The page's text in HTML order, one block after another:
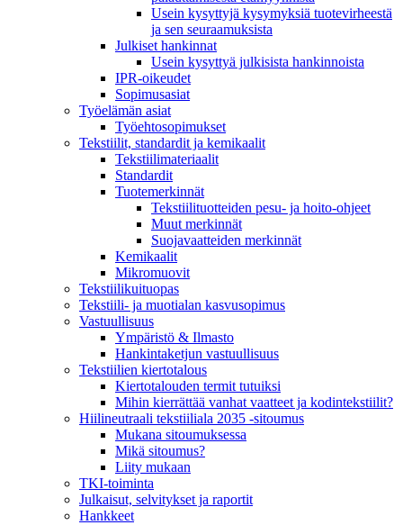
Usein kysyttyjä kysymyksiä tuotevirheestä
ja sen seuraamuksista
Julkiset hankinnat
Usein kysyttyä julkisista hankinnoista
IPR-oikeudet
Sopimusasiat
Työelämän asiat
Työehto­sopimukset
Tekstiilit, standardit ja kemikaalit
Tekstiilimateriaalit
Standardit
Tuotemerkinnät
Tekstiilituotteiden pesu- ja hoito-ohjeet
Muut merkinnät
Suojavaatteiden merkinnät
Kemikaalit
Mikromuovit
Tekstiilikuitu­opas
Tekstiili- ja muotialan kasvusopimus
Vastuullisuus
Ympäristö & Ilmasto
Hankintaketjun vastuullisuus
Tekstiilien kiertotalous
Kiertotalouden termit tutuiksi
Mihin kierrättää vanhat vaatteet ja kodintekstiilit?
Hiilineutraali tekstiiliala 2035 -sitoumus
Mukana sitoumuksessa
Mikä sitoumus?
Liity mukaan
TKI-toiminta
Julkaisut, selvitykset ja raportit
Hankkeet